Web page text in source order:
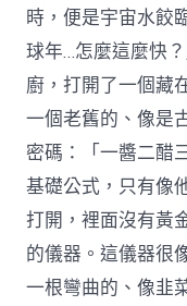
時，便是宇宙水餃
球年…怎麼這麼快
廚，打開了一個藏
一個老舊的、像是
密碼：「一醬二醋
基礎公式，只有像
打開，裡面沒有黃
的儀器。這儀器很
一根彎曲的、像韭